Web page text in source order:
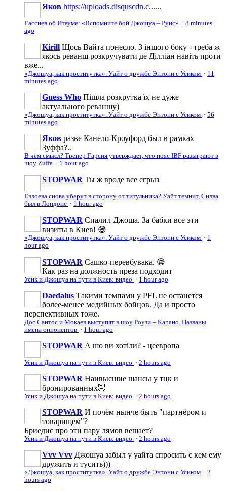
Яков https://uploads.disquscdn.c......
Гассиев об Итауме: «Вспомните бой Джошуа – Руис» · 8 minutes
ago
Kirill Щось Вайта понесло. З іншого боку - треба ж
якось реванш розкручувати де Ділліан навіть проти
вже...
«Джошуа, как проститутка». Уайт о дружбе Энтони с Усиком · 11
minutes ago
Guess Who Пішла розкрутка їх не дуже
актуального реваншу)
«Джошуа, как проститутка». Уайт о дружбе Энтони с Усиком · 56
minutes ago
Яков разве Канело-Кроуфорд был в рамках
Зуффа?..
В чём смысл? Тренер Гарсия утверждает, что пояс IBF разыграют в
шоу Zuffa · 1 hour ago
STOPWAR Ты ж вроде все сгрыз
Евлоева снова уберут в сторону от титульника? Уайт темнит, Силва
был в Лондоне · 1 hour ago
STOPWAR Спалил Джоша. За бабки все эти
визиты в Киев! 😅
«Джошуа, как проститутка». Уайт о дружбе Энтони с Усиком · 1
hour ago
STOPWAR Сашко-перевбувака. 😪
Как раз на должность преза подходит
Усик и Джошуа на пути в Киев: видео · 1 hour ago
Daedalus Такими темпами у PFL не останется
более-менее медийных бойцов. Да и просто
перспективных тоже.
Дос Сантос и Мокаев выступят в шоу Роузи – Карано. Названы
имена оппонентов · 1 hour ago
STOPWAR А шо ви хотiли? - цеевропа
Усик и Джошуа на пути в Киев: видео · 2 hours ago
STOPWAR Наивысшие шансы у тцк и
бронированных🤣
Усик и Джошуа на пути в Киев: видео · 2 hours ago
STOPWAR И почём нынче быть "партнёром и
товарищем"?
Бриедис про эти пару лямов вещает?
Усик и Джошуа на пути в Киев: видео · 2 hours ago
Vvv Vvv Джошуа забыл у уайта спросить с кем ему
дружить и тусить)))
«Джошуа, как проститутка». Уайт о дружбе Энтони с Усиком · 2
hours ago